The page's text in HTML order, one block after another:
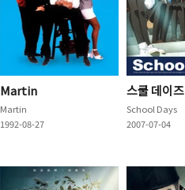
Martin
Martin
1992-08-27
스쿨 데이즈
School Days
2007-07-04